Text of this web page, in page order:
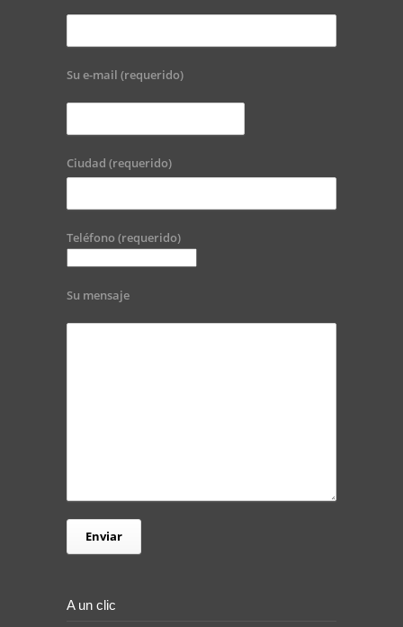
Su e-mail (requerido)
Ciudad (requerido)
Teléfono (requerido)
Su mensaje
A un clic